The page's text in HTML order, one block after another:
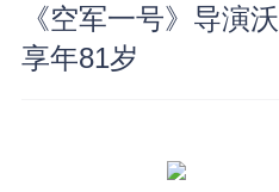
《空军一号》导演
享年81岁